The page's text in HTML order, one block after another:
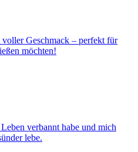
Geschmack – perfekt für
möchten!
verbannt habe und mich
lebe.